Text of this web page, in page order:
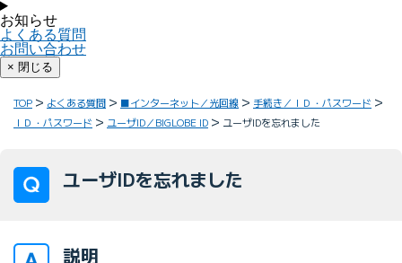
お知らせ
よくある質問
お問い合わせ
× 閉じる
TOP よくある質問 ■インターネット／光回線
手続き／ＩＤ・パスワード
ＩＤ・パスワード
ユーザID／BIGLOBE ID ユーザIDを忘れました
ユーザIDを忘れました
説明